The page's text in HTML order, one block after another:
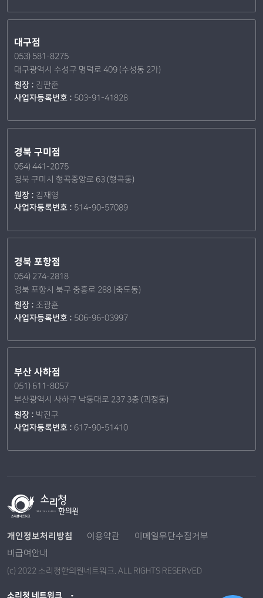
대구점
053) 581-8275
대구광역시 수성구 명덕로 409 (수성동 2가)
원장 : 김판준
사업자등록번호 : 503-91-41828
경북 구미점
054) 441-2075
경북 구미시 형곡중앙로 63 (형곡동)
원장 : 김재영
사업자등록번호 : 514-90-57089
경북 포항점
054) 274-2818
경북 포항시 북구 중흥로 288 (죽도동)
원장 :조광훈
사업자등록번호 : 506-96-03997
부산 사하점
051) 611-8057
부산광역시 사하구 낙동대로 237 3층 (괴정동)
원장 : 박진구
사업자등록번호 : 617-90-51410
개인정보처리방침 이용약관
이메일무단수집거부
비급여안내
(c) 2022 소리청한의원네트워크. ALL RIGHTS RESERVED
소리청 네트워크